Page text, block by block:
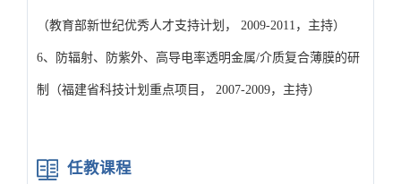
（教育部新世纪优秀人才支持计划， 2009-2011，主持）
6、防辐射、防紫外、高导电率透明金属/介质复合薄膜的研
制（福建省科技计划重点项目， 2007-2009，主持）
任教课程